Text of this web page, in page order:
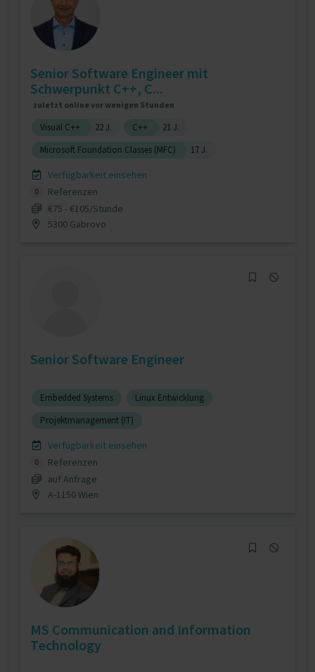
Senior Software Engineer mit
Schwerpunkt C++, C...
zuletzt online vor wenigen Stunden
Visual C++ 22 J. C++
21 J.
Microsoft Foundation Classes (MFC)
17 J.
Verfügbarkeit einsehen
0
Referenzen
€75 - €105/Stunde
5300 Gabrovo
Senior Software Engineer
Embedded Systems
Linux Entwicklung
Projektmanagement (IT)
Verfügbarkeit einsehen
0
Referenzen
auf Anfrage
A-1150 Wien
MS Communication and Information
Technology